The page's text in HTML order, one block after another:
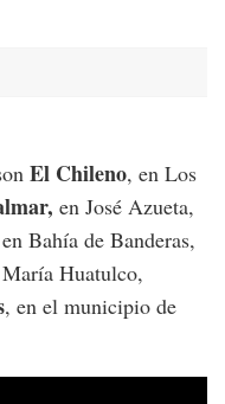
El Chileno, en Los
en José Azueta,
Bahía de Banderas,
Huatulco,
, en el municipio de